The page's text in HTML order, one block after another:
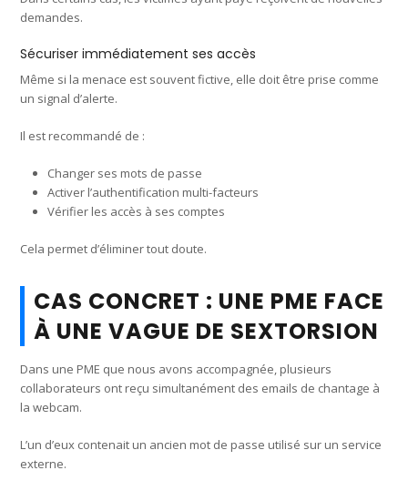
demandes.
Sécuriser immédiatement ses accès
Même si la menace est souvent fictive, elle doit être prise comme
un signal d’alerte.
Il est recommandé de :
Changer ses mots de passe
Activer l’authentification multi-facteurs
Vérifier les accès à ses comptes
Cela permet d’éliminer tout doute.
CAS CONCRET : UNE PME FACE
À UNE VAGUE DE SEXTORSION
Dans une PME que nous avons accompagnée, plusieurs
collaborateurs ont reçu simultanément des emails de chantage à
la webcam.
L’un d’eux contenait un ancien mot de passe utilisé sur un service
externe.